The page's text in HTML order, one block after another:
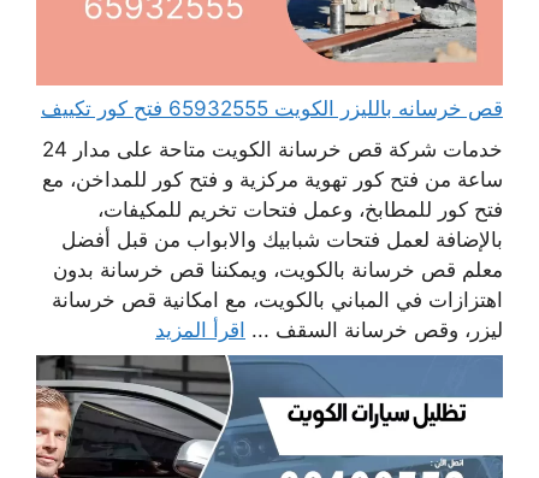
قص خرسانه بالليزر الكويت 65932555 فتح كور تكييف
خدمات شركة قص خرسانة الكويت متاحة على مدار 24
ساعة من فتح كور تهوية مركزية و فتح كور للمداخن، مع
فتح كور للمطابخ، وعمل فتحات تخريم للمكيفات،
بالإضافة لعمل فتحات شبابيك والابواب من قبل أفضل
معلم قص خرسانة بالكويت، ويمكننا قص خرسانة بدون
اهتزازات في المباني بالكويت، مع امكانية قص خرسانة
ليزر، وقص خرسانة السقف ... اقرأ المزيد